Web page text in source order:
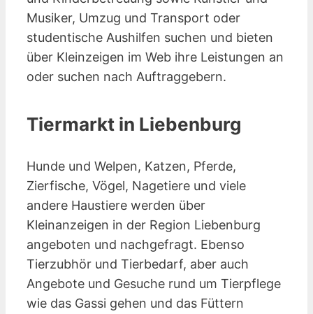
Musiker, Umzug und Transport oder
studentische Aushilfen suchen und bieten
über Kleinzeigen im Web ihre Leistungen an
oder suchen nach Auftraggebern.
Tiermarkt in Liebenburg
Hunde und Welpen, Katzen, Pferde,
Zierfische, Vögel, Nagetiere und viele
andere Haustiere werden über
Kleinanzeigen in der Region Liebenburg
angeboten und nachgefragt. Ebenso
Tierzubhör und Tierbedarf, aber auch
Angebote und Gesuche rund um Tierpflege
wie das Gassi gehen und das Füttern